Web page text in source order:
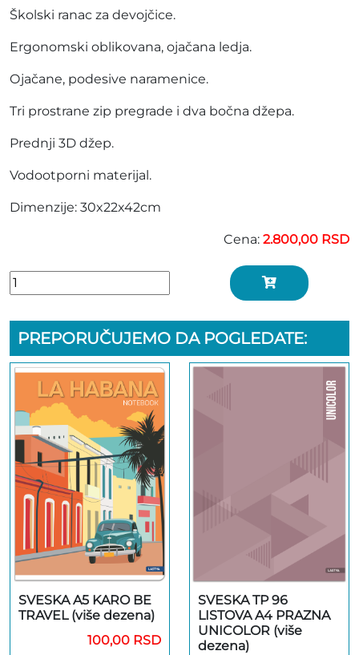
Školski ranac za devojčice.
Ergonomski oblikovana, ojačana ledja.
Ojačane, podesive naramenice.
Tri prostrane zip pregrade i dva bočna džepa.
Prednji 3D džep.
Vodootporni materijal.
Dimenzije: 30x22x42cm
Cena: 2.800,00 RSD
PREPORUČUJEMO DA POGLEDATE:
SVESKA A5 KARO BE
TRAVEL (više dezena)
100,00 RSD
SVESKA TP 96
LISTOVA A4 PRAZNA
UNICOLOR (više
dezena)